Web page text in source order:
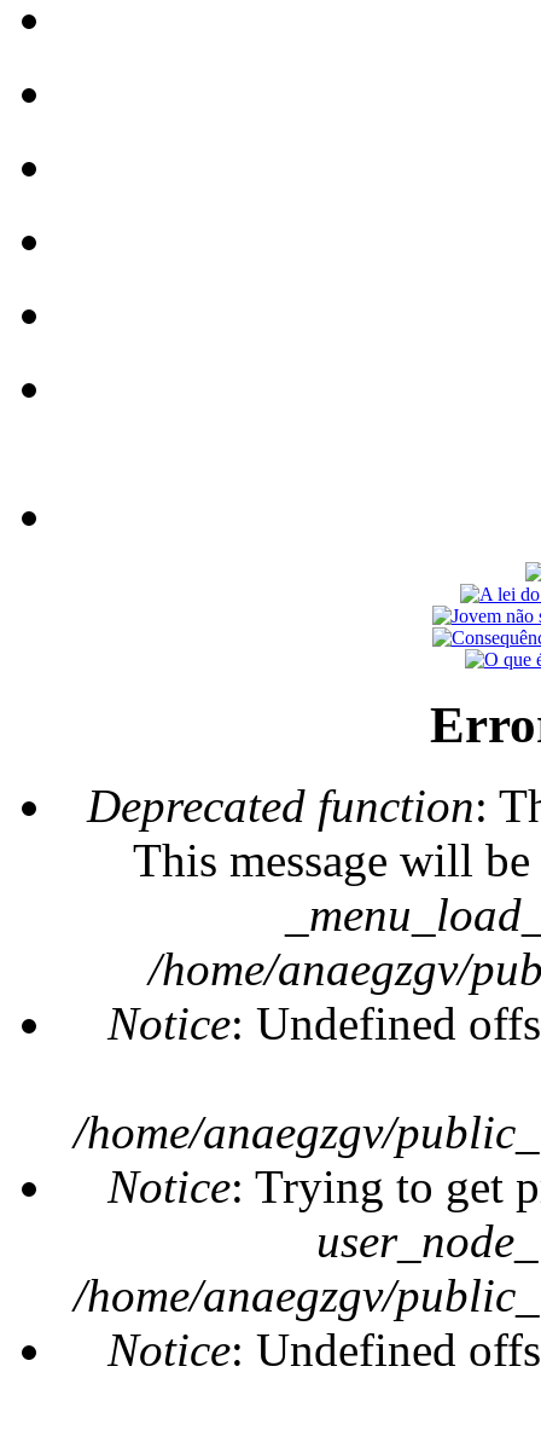
Deprecated function:
This message will
/home/anaegzgv/
Notice: Undefined
/home/anaegzgv/
Notice: Trying to get
/home/anaegzgv/
Notice: Undefined